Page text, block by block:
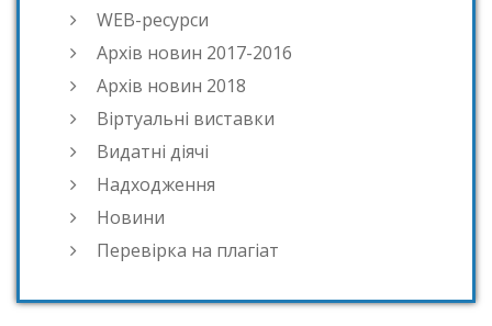
WEB-ресурси
Архів новин 2017-2016
Архів новин 2018
Віртуальні виставки
Видатні діячі
Надходження
Новини
Перевірка на плагіат